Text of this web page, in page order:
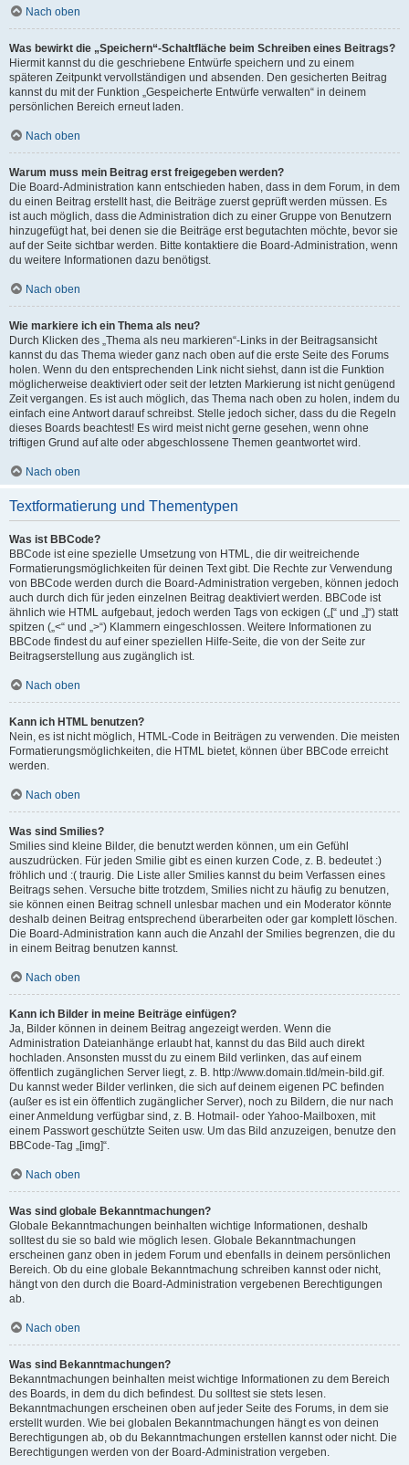
Nach oben
Was bewirkt die „Speichern“-Schaltfläche beim Schreiben eines Beitrags?
Hiermit kannst du die geschriebene Entwürfe speichern und zu einem
späteren Zeitpunkt vervollständigen und absenden. Den gesicherten Beitrag
kannst du mit der Funktion „Gespeicherte Entwürfe verwalten“ in deinem
persönlichen Bereich erneut laden.
Nach oben
Warum muss mein Beitrag erst freigegeben werden?
Die Board-Administration kann entschieden haben, dass in dem Forum, in dem
du einen Beitrag erstellt hast, die Beiträge zuerst geprüft werden müssen. Es
ist auch möglich, dass die Administration dich zu einer Gruppe von Benutzern
hinzugefügt hat, bei denen sie die Beiträge erst begutachten möchte, bevor sie
auf der Seite sichtbar werden. Bitte kontaktiere die Board-Administration, wenn
du weitere Informationen dazu benötigst.
Nach oben
Wie markiere ich ein Thema als neu?
Durch Klicken des „Thema als neu markieren“-Links in der Beitragsansicht
kannst du das Thema wieder ganz nach oben auf die erste Seite des Forums
holen. Wenn du den entsprechenden Link nicht siehst, dann ist die Funktion
möglicherweise deaktiviert oder seit der letzten Markierung ist nicht genügend
Zeit vergangen. Es ist auch möglich, das Thema nach oben zu holen, indem du
einfach eine Antwort darauf schreibst. Stelle jedoch sicher, dass du die Regeln
dieses Boards beachtest! Es wird meist nicht gerne gesehen, wenn ohne
triftigen Grund auf alte oder abgeschlossene Themen geantwortet wird.
Nach oben
Textformatierung und Thementypen
Was ist BBCode?
BBCode ist eine spezielle Umsetzung von HTML, die dir weitreichende
Formatierungsmöglichkeiten für deinen Text gibt. Die Rechte zur Verwendung
von BBCode werden durch die Board-Administration vergeben, können jedoch
auch durch dich für jeden einzelnen Beitrag deaktiviert werden. BBCode ist
ähnlich wie HTML aufgebaut, jedoch werden Tags von eckigen („[“ und „]“) statt
spitzen („<“ und „>“) Klammern eingeschlossen. Weitere Informationen zu
BBCode findest du auf einer speziellen Hilfe-Seite, die von der Seite zur
Beitragserstellung aus zugänglich ist.
Nach oben
Kann ich HTML benutzen?
Nein, es ist nicht möglich, HTML-Code in Beiträgen zu verwenden. Die meisten
Formatierungsmöglichkeiten, die HTML bietet, können über BBCode erreicht
werden.
Nach oben
Was sind Smilies?
Smilies sind kleine Bilder, die benutzt werden können, um ein Gefühl
auszudrücken. Für jeden Smilie gibt es einen kurzen Code, z. B. bedeutet :)
fröhlich und :( traurig. Die Liste aller Smilies kannst du beim Verfassen eines
Beitrags sehen. Versuche bitte trotzdem, Smilies nicht zu häufig zu benutzen,
sie können einen Beitrag schnell unlesbar machen und ein Moderator könnte
deshalb deinen Beitrag entsprechend überarbeiten oder gar komplett löschen.
Die Board-Administration kann auch die Anzahl der Smilies begrenzen, die du
in einem Beitrag benutzen kannst.
Nach oben
Kann ich Bilder in meine Beiträge einfügen?
Ja, Bilder können in deinem Beitrag angezeigt werden. Wenn die
Administration Dateianhänge erlaubt hat, kannst du das Bild auch direkt
hochladen. Ansonsten musst du zu einem Bild verlinken, das auf einem
öffentlich zugänglichen Server liegt, z. B. http://www.domain.tld/mein-bild.gif.
Du kannst weder Bilder verlinken, die sich auf deinem eigenen PC befinden
(außer es ist ein öffentlich zugänglicher Server), noch zu Bildern, die nur nach
einer Anmeldung verfügbar sind, z. B. Hotmail- oder Yahoo-Mailboxen, mit
einem Passwort geschützte Seiten usw. Um das Bild anzuzeigen, benutze den
BBCode-Tag „[img]“.
Nach oben
Was sind globale Bekanntmachungen?
Globale Bekanntmachungen beinhalten wichtige Informationen, deshalb
solltest du sie so bald wie möglich lesen. Globale Bekanntmachungen
erscheinen ganz oben in jedem Forum und ebenfalls in deinem persönlichen
Bereich. Ob du eine globale Bekanntmachung schreiben kannst oder nicht,
hängt von den durch die Board-Administration vergebenen Berechtigungen
ab.
Nach oben
Was sind Bekanntmachungen?
Bekanntmachungen beinhalten meist wichtige Informationen zu dem Bereich
des Boards, in dem du dich befindest. Du solltest sie stets lesen.
Bekanntmachungen erscheinen oben auf jeder Seite des Forums, in dem sie
erstellt wurden. Wie bei globalen Bekanntmachungen hängt es von deinen
Berechtigungen ab, ob du Bekanntmachungen erstellen kannst oder nicht. Die
Berechtigungen werden von der Board-Administration vergeben.